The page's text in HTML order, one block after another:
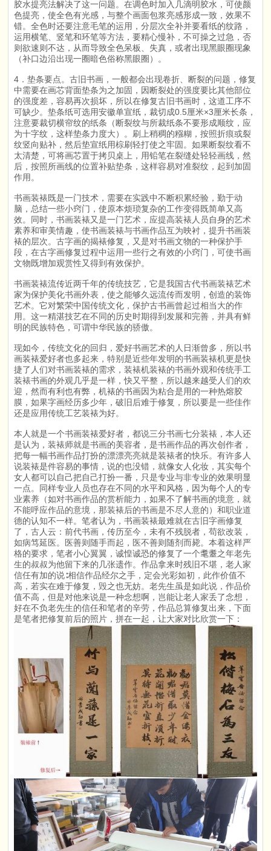
胶水提亮法解决了这一问题。在调色时加入几滴明胶水，可使颜
色提亮，使全色有光感，与整个画面包浆亮感形成一致，效果不
错。全色时还要注意毛笔的运用，分层次全补并要看纸的纹路，
运用横笔、竖笔和环笔等方法，要精心慢补，不可操之过急，否
则欲速则不达，从而导致全色呆板、失真，或者出现黑眼圈现象
（补口边沿出现一圈暗色俗称黑眼圈）。
4．垫条要点。古旧书画，一般都会出现卷折、断裂的问题，修复
中需要在画芯背面垫条为之加固，因断裂处的强度要比其他部位
的强度差，容易再次损坏，所以在修复古旧书画时，这道工序不
可缺少。垫条纸可选用安徽单宣纸，裁切成0.5厘米×3厘米长条，
注意要裁切横帘纹的纸条（断裂纹与所裁纸条不要形成顺纹，应
为十字纹，这样垫条力度大）。刷上稍稠的糨糊，按照折痕或裂
纹竖向贴补，然后垫宣纸用棕刷轻打使之牢固。如果断裂纹看不
太清楚，可将画芯置于拷贝桌上，用铅笔在裂缝处轻轻画线，然
后，按照所画线的位置补贴垫条，这样容易对准裂纹，起到加固
作用。
书画装裱既是一门技术，需要在实践中不断积累经验，勤于动
脑，总结一些小窍门，使原本烦琐复杂的工作变得既简单又高
效。同时，书画装裱又是一门艺术，应提高装裱人员自身的艺术
素养和审美情趣，使书画装裱与书画作品互为映衬，提升书画装
裱的层次。古字画的揭裱修复，又是对书画文物的一种保护手
段，在古字画修复过程中运用一些行之有效的小窍门，可使书画
文物既增加观赏性又得到有效保护。
书画装裱流传近两千年的传统技艺，它是我国古代书画装裱艺术
家为保护美化书画外表，使之能够久远流传而发明，创造的装饰
艺术。它对繁荣中国传统文化，保护古书画曾起过相当大的作
用。这一精湛技艺在不同的历史时期得到发展和完善，并具有鲜
明的民族特色，可谓中华民族的骄傲。
现如今，传统文化的回归，爱好书画艺术的人日渐曾多，所以书
画装裱爱好者也多起来，特别是近些年发明的书画装裱机更是快
捷了人们对书画装裱的需求，装裱机装裱的书画外观和传统手工
装裱书画的外观几乎是一样，快又平整，所以越来越受人们的欢
迎，然而有利也有弊，机裱的书画因为粘合是用的一种热熔胶
膜，如果字画经历多少年，破旧后难于修复，所以要是一些佳作
还是应用传统工艺装裱为好。
本人就是一个书画装裱爱好者，都说三分书画七分装裱，本人还
是认为，装裱师就是书画的美容者，是书画作品的再次创作者，
把每一幅书画作品打扮的漂漂亮亮就是装裱者的快乐。有许多人
说装裱是件容易的事情，说的也没错，就像女人化妆，其实每个
女人都可以自己把自己打扮一番，只是专业与非专业的效果明显
一点。同样专业人员也存在不同的水平和风格，因为每个人的专
业素养（如对书画作品的赏析能力，如果不了解书画的境意，就
不能呼应作品的意境，那装裱后的书画是不尽人意的）和职业道
德的认知不一样。笔者认为，书画装裱最难就在古旧字画修复
了，古人云：前代书画，传历至今，未有不残脱者，苟欲改装，
如病笃延医。医善则随手而起，医不善则随剂而毙。本着这样严
格的要求，笔者小心翼翼，诚惶诚恐的修复了一个耄耋之年老先
生的叔叔为他留下来的几张遗作。作品拿来时残旧不堪，老人家
信任有加的说∶相信作品经尔之手，定会光彩如初，此作价值不
高，若实在难于修复，毁之也无妨。老先生虽是如此说，作品价
值不高，但是对他来说是一种念想啊，岂能让老人家丢了念想，
好在不负老先生的信任和笔者的辛劳，作品总算修复出来，下面
是笔者把修复前后的照片，拼在一起，让大家对比欣赏一下：